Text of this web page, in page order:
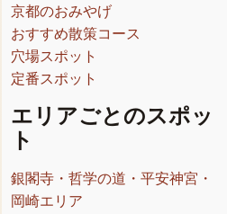
京都のおみやげ
おすすめ散策コース
穴場スポット
定番スポット
エリアごとのスポッ
ト
銀閣寺・哲学の道・平安神宮・
岡崎エリア